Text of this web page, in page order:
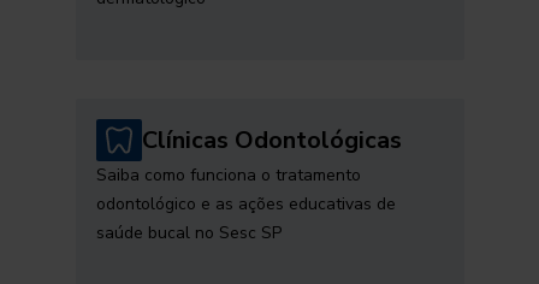
Clínicas Odontológicas
Saiba como funciona o tratamento
odontológico e as ações educativas de
saúde bucal no Sesc SP